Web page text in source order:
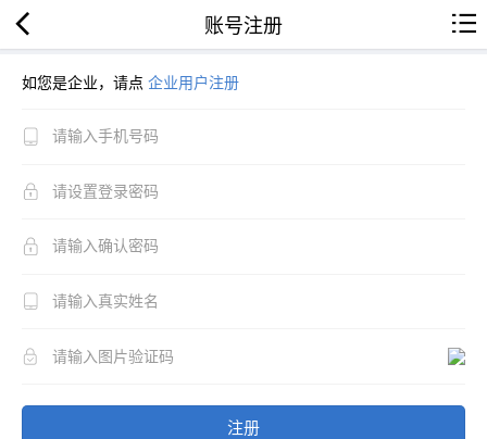
账号注册
如您是企业，请点 企业用户注册
注册